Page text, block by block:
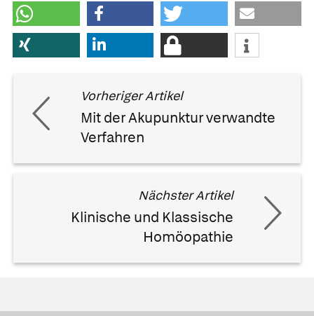
Vorheriger Artikel
Mit der Akupunktur verwandte
Verfahren
Nächster Artikel
Klinische und Klassische
Homöopathie